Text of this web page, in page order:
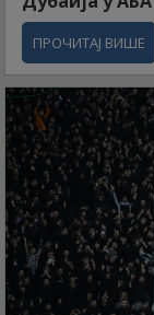
ПРОЧИТАЈ ВИШЕ